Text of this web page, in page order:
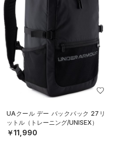
UAクール デー バックパック 27リ
ットル（トレーニング/UNISEX）
￥11,990